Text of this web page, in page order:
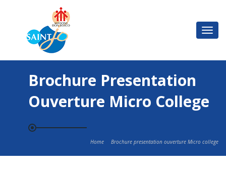
Brochure Presentation
Ouverture Micro College
Home Brochure presentation ouverture Micro college